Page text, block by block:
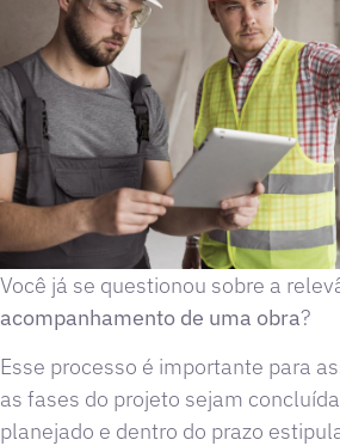
Você já se questionou sobre a
acompanhamento de uma obra?
Esse processo é importante para
as fases do projeto sejam
planejado e dentro do prazo